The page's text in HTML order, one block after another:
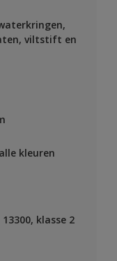
viltstift en
kleuren
klasse 2